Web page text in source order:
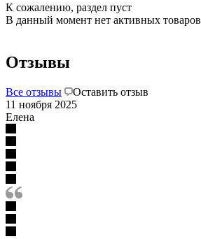
К сожалению, раздел пуст
В данный момент нет активных товаров
Отзывы
Все отзывы
Оставить отзыв
11 ноября 2025
Елена